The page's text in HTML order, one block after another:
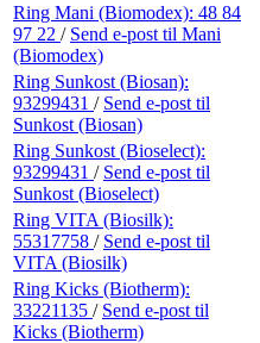
Ring Mani (Biomodex): 48 84
97 22 / Send e-post til Mani
(Biomodex)
Ring Sunkost (Biosan):
93299431 / Send e-post til
Sunkost (Biosan)
Ring Sunkost (Bioselect):
93299431 / Send e-post til
Sunkost (Bioselect)
Ring VITA (Biosilk):
55317758 / Send e-post til
VITA (Biosilk)
Ring Kicks (Biotherm):
33221135 / Send e-post til
Kicks (Biotherm)